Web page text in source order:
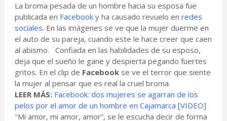
La broma pesada de un hombre hacia su esposa fue
publicada en Facebook y ha causado revuelo en redes
sociales. En las imágenes se ve que la mujer duerme en
el auto de su pareja, cuando este le hace creer que caen
al abismo. Confiada en las habilidades de su esposo,
deja que el sueño le gane y despierta pegando fuertes
gritos. En el clip de Facebook se ve el terror que siente
la mujer al pensar que es real la cruel broma.
LEER MÁS: Facebook: dos mujeres se agarran de los
pelos por el amor de un hombre en Cajamarca [VIDEO]
"Mi amor, mi amor, amor”, se le escucha decir de forma